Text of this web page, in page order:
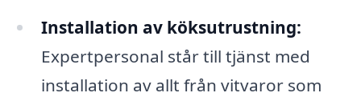
Installation av köksutrustning:
Expertpersonal står till tjänst med
installation av allt från vitvaror som